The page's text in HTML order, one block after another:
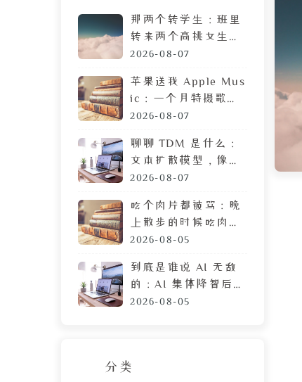
那两个转学生：班里
转来两个高挑女生，
拷贝 MP3 居然是喜
2026-08-07
苹果送我 Apple Mus
ic：一个月特摄歌曲
搜索体验，让我果断
2026-08-07
聊聊 TDM 是什么：
文本扩散模型，像生
成图片一样生成文章
2026-08-07
吃个肉片都被骂：晚
上散步的时候吃肉
脯，遭陌生人鄙视的
2026-08-05
到底是谁说 AI 无敌
的：AI 集体降智后，
DeepSeek 让我彻底
2026-08-05
分类